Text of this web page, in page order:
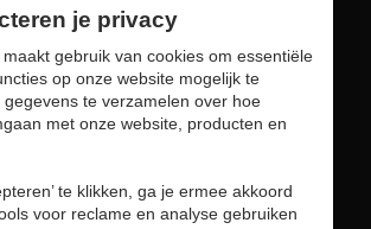
zoals aangegeven in
statement. *
online winkelen
je privacy
gebruik van cookies om essentiële
op onze website mogelijk te
gegevens te verzamelen over hoe
met onze website, producten en
te klikken, ga je ermee akkoord
voor reclame en analyse gebruiken